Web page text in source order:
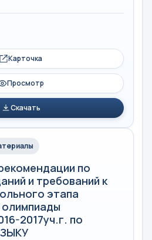
Карточка
Просмотр
Скачать
по
и требований к
этапа
2017уч.г. по